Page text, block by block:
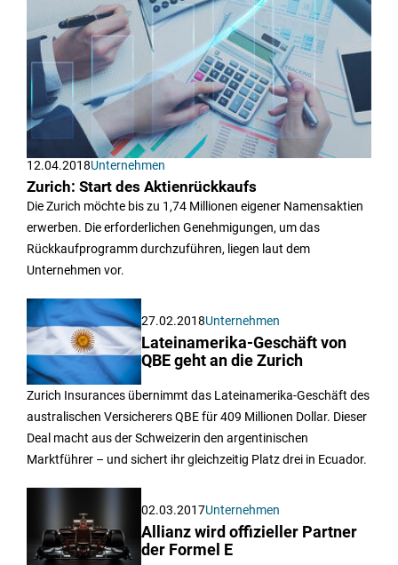
12.04.2018Unternehmen
Zurich: Start des Aktienrückkaufs
Die Zurich möchte bis zu 1,74 Millionen eigener Namensaktien
erwerben. Die erforderlichen Genehmigungen, um das
Rückkaufprogramm durchzuführen, liegen laut dem
Unternehmen vor.
27.02.2018Unternehmen
Lateinamerika-Geschäft von
QBE geht an die Zurich
Zurich Insurances übernimmt das Lateinamerika-Geschäft des
australischen Versicherers QBE für 409 Millionen Dollar. Dieser
Deal macht aus der Schweizerin den argentinischen
Marktführer – und sichert ihr gleichzeitig Platz drei in Ecuador.
02.03.2017Unternehmen
Allianz wird offizieller Partner
der Formel E